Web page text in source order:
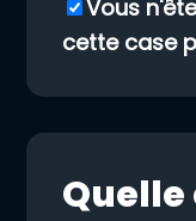
Vous
cette case
Quelle